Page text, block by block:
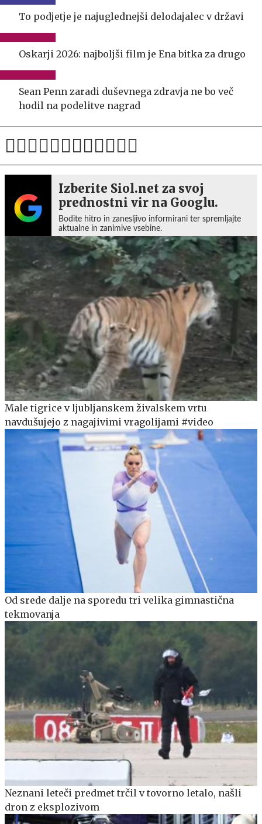
To podjetje je najuglednejši delodajalec v državi
Oskarji 2026: najboljši film je Ena bitka za drugo
Sean Penn zaradi duševnega zdravja ne bo več
hodil na podelitve nagrad
Izberite Siol.net za svoj
prednostni vir na Googlu.
Bodite hitro in zanesljivo informirani ter spremljajte
aktualne in zanimive vsebine.
Male tigrice v ljubljanskem živalskem vrtu
navdušujejo z nagajivimi vragolijami #video
Od srede dalje na sporedu tri velika gimnastična
tekmovanja
Neznani leteči predmet trčil v tovorno letalo, našli
dron z eksplozivom